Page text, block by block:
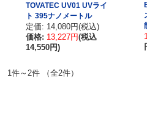
TOVATEC UV01 UVライ
ト 395ナノメートル
定価: 14,080円(税込)
価格: 13,227円(税込
14,550円)
1件～2件 （全2件）